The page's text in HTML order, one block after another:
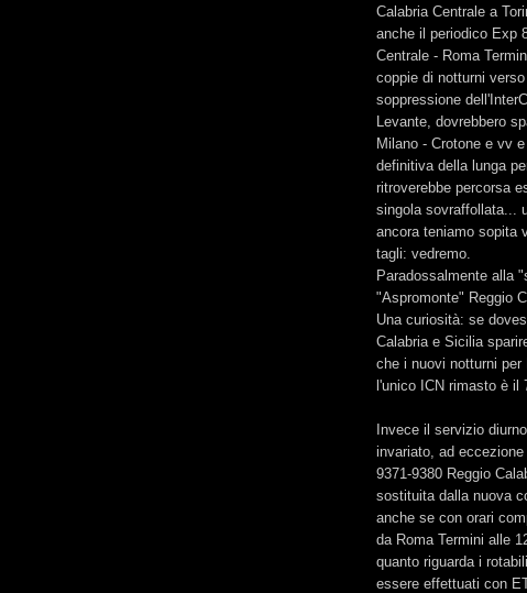
Calabria Centrale a
anche il periodico Exp
Centrale - Roma
coppie di notturni
soppressione
Levante, dovrebbero
Milano - Crotone e vv
definitiva della lunga
ritroverebbe percorsa
singola sovraffollata...
ancora teniamo sopita
tagli: vedremo.
Paradossalmente alla
"Aspromonte" Reggio
Una curiosità: se
Calabria e Sicilia
che i nuovi notturni
l'unico ICN rimasto è il
Invece il servizio
invariato, ad
9371-9380 Reggio
sostituita dalla nuova
anche se con orari
da Roma Termini alle
quanto riguarda i
essere effettuati con